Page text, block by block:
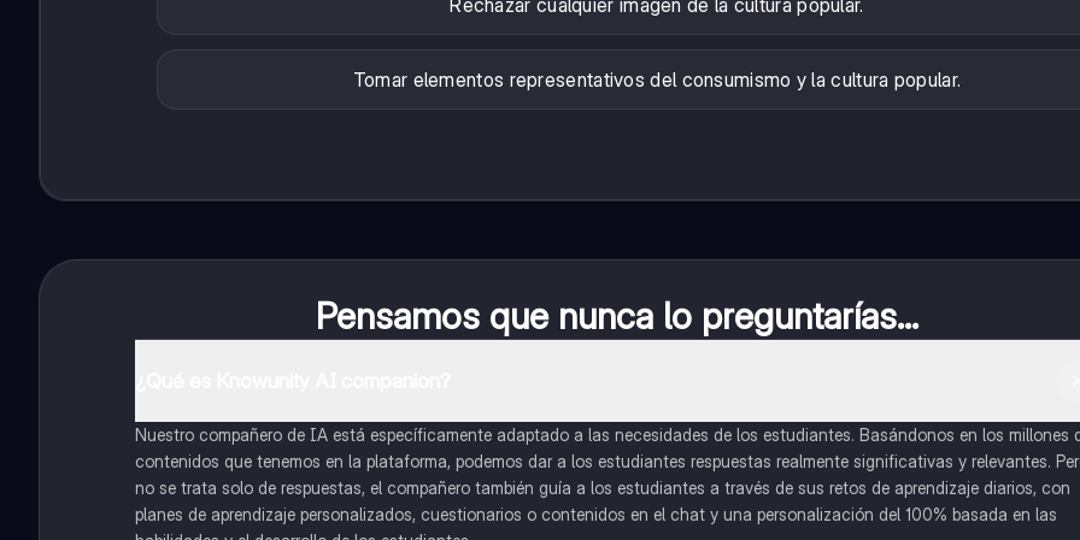
Rechazar cualquier imagen de la cultura popular.
Tomar elementos representativos del consumismo y la cultura popular.
Pensamos que nunca lo preguntarías...
Nuestro compañero de IA está específicamente adaptado a las necesidades de los estudiantes. Basándonos en los millones
contenidos que tenemos en la plataforma, podemos dar a los estudiantes respuestas realmente significativas y relevantes.
no se trata solo de respuestas, el compañero también guía a los estudiantes a través de sus retos de aprendizaje diarios, con
planes de aprendizaje personalizados, cuestionarios o contenidos en el chat y una personalización del 100% basada en las